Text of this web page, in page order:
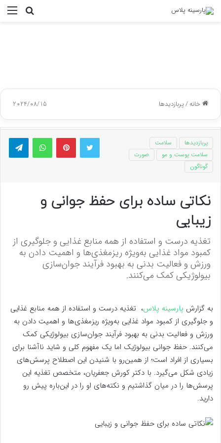
جستجو
خانه/پربازدیدها 2024/08/15
توییتر پینتریستواتس آپ
پربازدیدها
سلامت
سلامت پوست و مو
صورت
گوناگون
نکاتی ساده برای حفظ جوانی و
زیبایی
تغذیه درست و استفاده از همه منابع غذایی و جلوگیری از
کمبود مواد غذایی به‌ویژه ریزمغذی‌ها و اهمیت دادن به
ورزش و فعالیت بدنی به بهبود فرآیند جوان‌سازی‌
بیولوژیکی کمک می‌کنند.
به گزارش پارسینه پلاس، تغذیه درست و استفاده از همه منابع غذایی
و جلوگیری از کمبود مواد غذایی به‌ویژه ریزمغذی‌ها و اهمیت دادن به
ورزش و فعالیت بدنی به بهبود فرآیند جوان‌سازی‌ بیولوژیکی کمک
می‌کنند. حفظ جوانی بیولوژیک اما یک مفهوم کلی و شاید ناآشنا برای
بسیاری از افراد است؛ از همین‌رو با شنیدن این اصطلاح پرسش‌های
زیادی شکل می‌گیرد. با دکتر کورش جعفریان، متخصص تغذیه این
پرسش‌ها را در میان گذاشتیم و نکته‌های او را در این‌باره پیش رو
دارید.